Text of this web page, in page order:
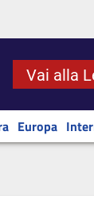
Vai alla
Europa